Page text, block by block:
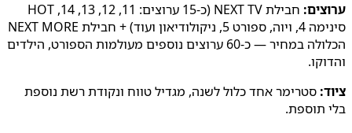
חבילת NEXT TV (כ-15 ערוצים: 11, 12, 13, 14, HOT
סינימה 4, ויוה, ספורט 5, ניקולודיאון ועוד) + חבילת NEXT MORE
הכלולה במחיר — כ-60 ערוצים נוספים מעולמות הספורט, הילדים
סטרימר אחד כלול לשנה, מגדיל טווח ונקודת רשת נוספת
תוספת.